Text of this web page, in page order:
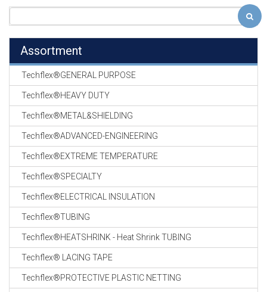
Assortment
Techflex®GENERAL PURPOSE
Techflex®HEAVY DUTY
Techflex®METAL&SHIELDING
Techflex®ADVANCED-ENGINEERING
Techflex®EXTREME TEMPERATURE
Techflex®SPECIALTY
Techflex®ELECTRICAL INSULATION
Techflex®TUBING
Techflex®HEATSHRINK - Heat Shrink TUBING
Techflex® LACING TAPE
Techflex®PROTECTIVE PLASTIC NETTING